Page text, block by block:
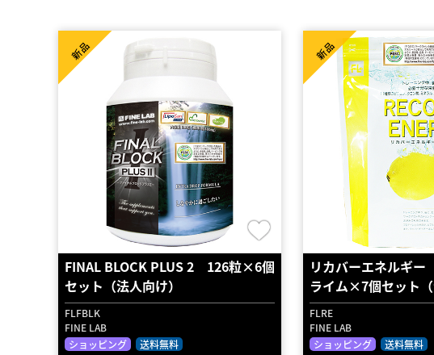
FINAL BLOCK PLUS 2 126粒×6個
セット（法人向け）
FLFBLK
FINE LAB
ショッピング
送料無料
新品
リカバーエネルギ
ライム×7個セット（
FLRE
FINE LAB
ショッピング
送料無料
新品